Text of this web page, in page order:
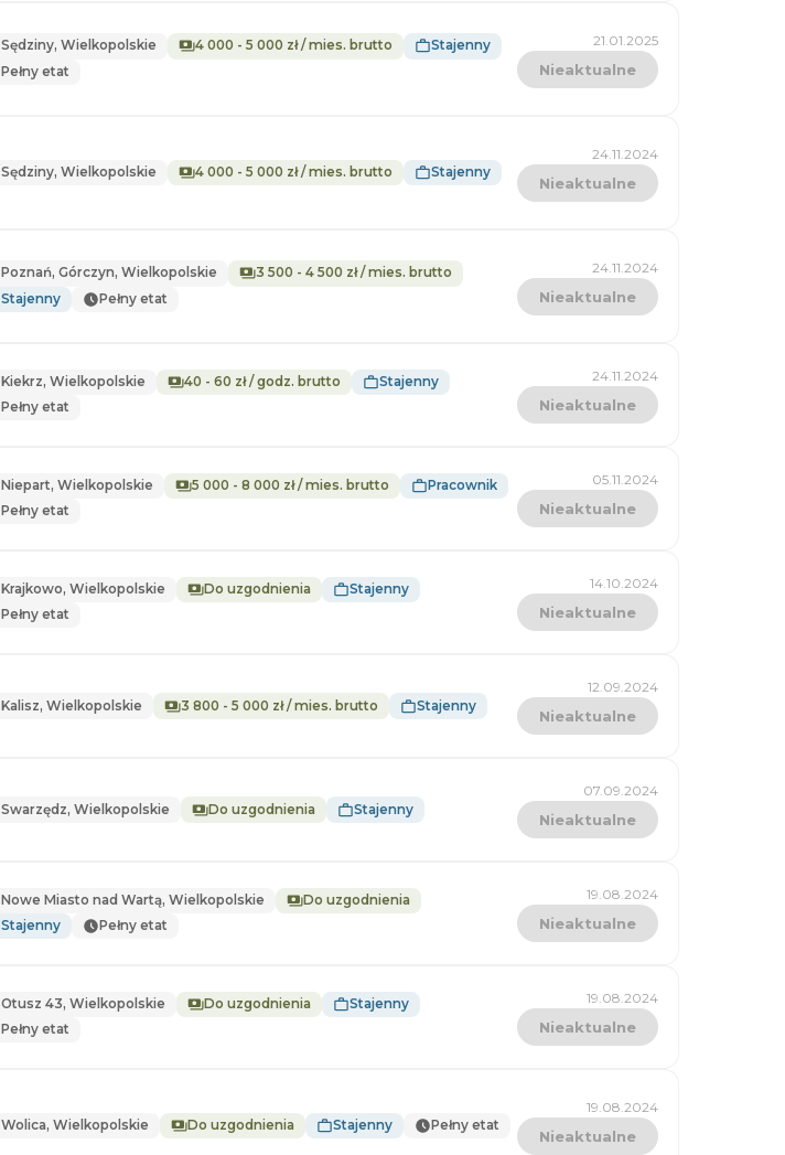
Sędziny, Wielkopolskie 4 000 - 5 000 zł / mies. brutto
Stajenny
Pełny etat
21.01.2025
Nieaktualne
Sędziny, Wielkopolskie 4 000 - 5 000 zł / mies. brutto Stajenny
24.11.2024
Nieaktualne
Poznań, Górczyn, Wielkopolskie
3 500 - 4 500 zł / mies. brutto
Stajenny
Pełny etat
24.11.2024
Nieaktualne
Kiekrz, Wielkopolskie 40 - 60 zł / godz. brutto
Stajenny
Pełny etat
24.11.2024
Nieaktualne
Niepart, Wielkopolskie 5 000 - 8 000 zł / mies. brutto
Pracownik
Pełny etat
05.11.2024
Nieaktualne
Krajkowo, Wielkopolskie Do uzgodnienia
Stajenny
Pełny etat
14.10.2024
Nieaktualne
Kalisz, Wielkopolskie 3 800 - 5 000 zł / mies. brutto Stajenny
12.09.2024
Nieaktualne
Swarzędz, Wielkopolskie Do uzgodnienia Stajenny
07.09.2024
Nieaktualne
Nowe Miasto nad Wartą, Wielkopolskie
Do uzgodnienia
Stajenny
Pełny etat
19.08.2024
Nieaktualne
Otusz 43, Wielkopolskie Do uzgodnienia
Stajenny
Pełny etat
19.08.2024
Nieaktualne
Wolica, Wielkopolskie Do uzgodnienia Stajenny Pełny etat
19.08.2024
Nieaktualne